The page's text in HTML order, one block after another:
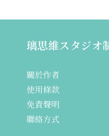
璃思維スタジオ
關於作者
使用條款
免責聲明
聯絡方式